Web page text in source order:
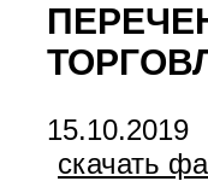
15.10.2019
скачать